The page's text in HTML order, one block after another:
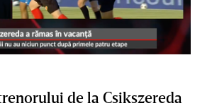
de la Csikszereda